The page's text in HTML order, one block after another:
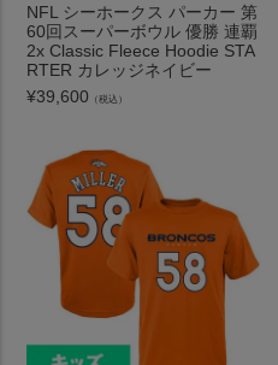
NFL シーホークス パーカー 第
60回スーパーボウル 優勝 連覇
2x Classic Fleece Hoodie STA
RTER カレッジネイビー
¥39,600 （税込）